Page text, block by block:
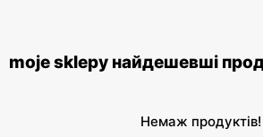
moje sklepy найдешевші
Немаж продуктів!